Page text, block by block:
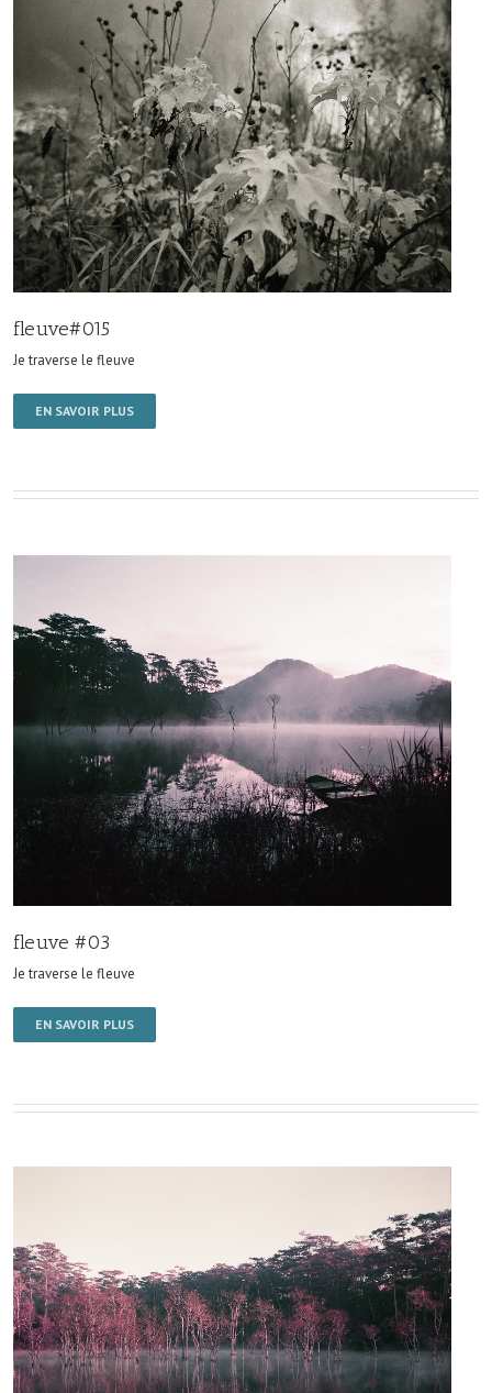
fleuve#015
Je traverse le fleuve
EN SAVOIR PLUS
fleuve #03
Je traverse le fleuve
EN SAVOIR PLUS